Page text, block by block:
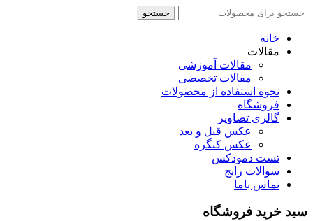
جستجو
جستجو
خانه
مقالات
مقالات آموزشی
مقالات تخصصی
نحوه استفاده از محصولات
فروشگاه
گالری تصاویر
عکس قبل و بعد
عکس کنگره
تست دمودکس
سوالات رایج
تماس باما
سبد خرید فروشگاه